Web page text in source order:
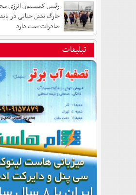
رئیس کمیسیون انرژی
خارگ نقش حیاتی در
صادرات نفت دارد
تبلیغات